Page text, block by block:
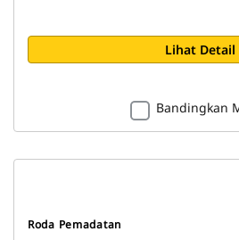
Lihat Detail
Bandingkan
Roda Pemadatan